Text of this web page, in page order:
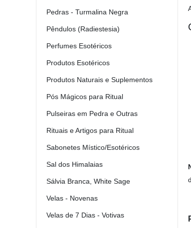
Pedras - Turmalina Negra
Pêndulos (Radiestesia)
Perfumes Esotéricos
Produtos Esotéricos
Produtos Naturais e Suplementos
Pós Mágicos para Ritual
Pulseiras em Pedra e Outras
Rituais e Artigos para Ritual
Sabonetes Místico/Esotéricos
Sal dos Himalaias
Sálvia Branca, White Sage
Velas - Novenas
Velas de 7 Dias - Votivas